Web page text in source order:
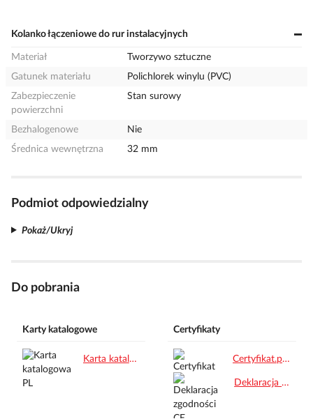
Kolanko łączeniowe do rur instalacyjnych
Materiał
Tworzywo sztuczne
Gatunek materiału
Polichlorek winylu (PVC)
Zabezpieczenie
powierzchni
Stan surowy
Bezhalogenowe
Nie
Średnica wewnętrzna
32 mm
Podmiot odpowiedzialny
Pokaż/Ukryj
Do pobrania
Karty katalogowe
Karta katalogowa PL.pdf
Certyfikaty
Certyfikat.pdf
Deklaracja zgodności CE.pdf